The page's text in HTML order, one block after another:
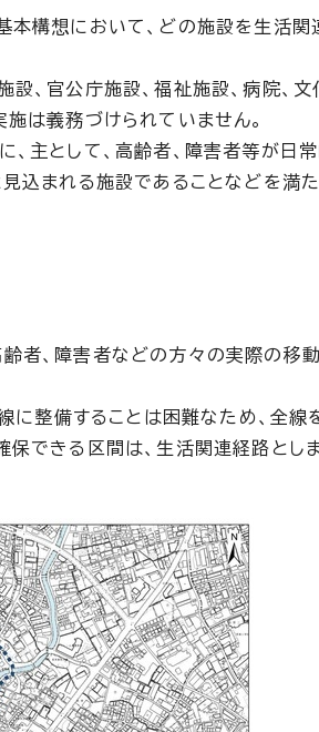
本構想において、どの施設を生活関
、官公庁施設、福祉施設、病院、文
は義務づけられていません。
主として、高齢者、障害者等が日
込まれる施設であることなどを満
者、障害者などの方々の実際の移
備することは困難なため、全線
できる区間は、生活関連経路とし